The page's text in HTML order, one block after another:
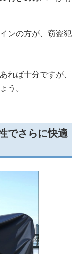
ンの方が、窃盗犯
れば十分ですが、
う。
でさらに快適